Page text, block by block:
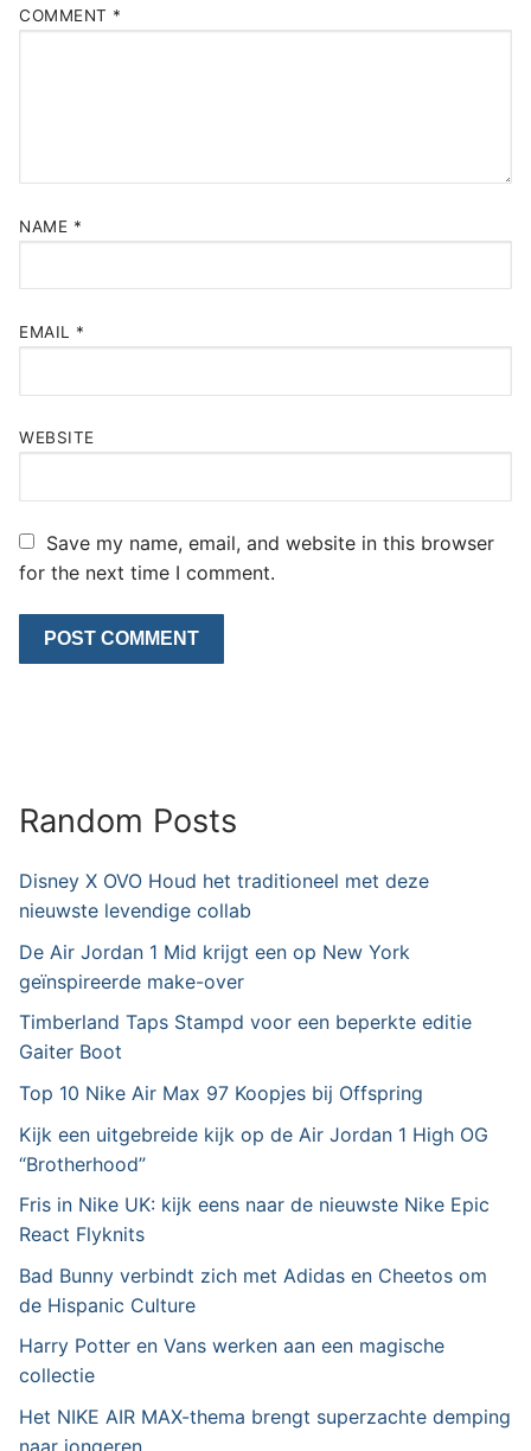
COMMENT *
NAME *
EMAIL *
WEBSITE
Save my name, email, and website in this browser
for the next time I comment.
Random Posts
Disney X OVO Houd het traditioneel met deze
nieuwste levendige collab
De Air Jordan 1 Mid krijgt een op New York
geïnspireerde make-over
Timberland Taps Stampd voor een beperkte editie
Gaiter Boot
Top 10 Nike Air Max 97 Koopjes bij Offspring
Kijk een uitgebreide kijk op de Air Jordan 1 High OG
“Brotherhood”
Fris in Nike UK: kijk eens naar de nieuwste Nike Epic
React Flyknits
Bad Bunny verbindt zich met Adidas en Cheetos om
de Hispanic Culture
Harry Potter en Vans werken aan een magische
collectie
Het NIKE AIR MAX-thema brengt superzachte demping
naar jongeren